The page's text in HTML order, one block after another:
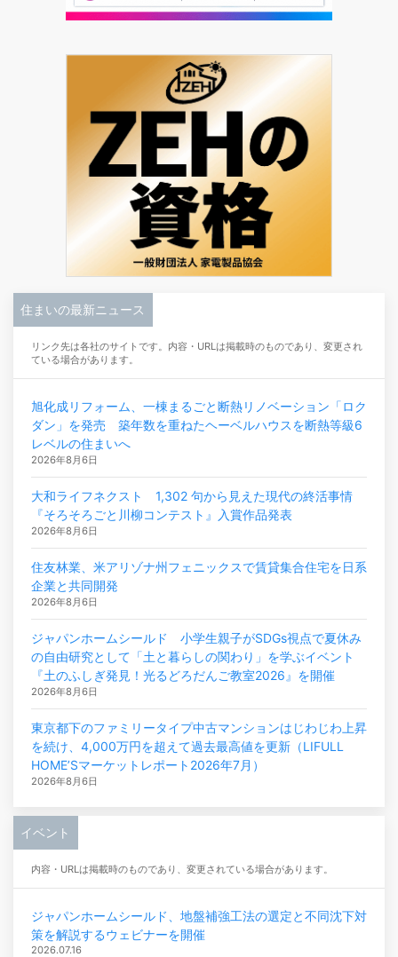
住まいの最新ニュース
リンク先は各社のサイトです。内容・URLは掲載時のものであり、変更され
ている場合があります。
旭化成リフォーム、一棟まるごと断熱リノベーション「ロク
ダン」を発売 築年数を重ねたヘーベルハウスを断熱等級6
レベルの住まいへ
2026年8月6日
大和ライフネクスト 1,302 句から見えた現代の終活事情
『そろそろごと川柳コンテスト』入賞作品発表
2026年8月6日
住友林業、米アリゾナ州フェニックスで賃貸集合住宅を日系
企業と共同開発
2026年8月6日
ジャパンホームシールド 小学生親子がSDGs視点で夏休み
の自由研究として「土と暮らしの関わり」を学ぶイベント
『土のふしぎ発見！光るどろだんご教室2026』を開催
2026年8月6日
東京都下のファミリータイプ中古マンションはじわじわ上昇
を続け、4,000万円を超えて過去最高値を更新（LIFULL
HOME’Sマーケットレポート2026年7月）
2026年8月6日
イベント
内容・URLは掲載時のものであり、変更されている場合があります。
ジャパンホームシールド、地盤補強工法の選定と不同沈下対
策を解説するウェビナーを開催
2026.07.16